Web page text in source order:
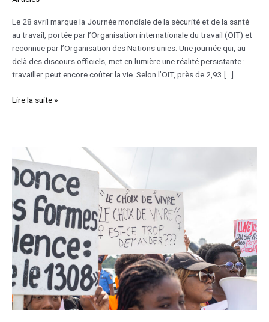
Le 28 avril marque la Journée mondiale de la sécurité et de la santé
au travail, portée par l’Organisation internationale du travail (OIT) et
reconnue par l’Organisation des Nations unies. Une journée qui, au-
delà des discours officiels, met en lumière une réalité persistante :
travailler peut encore coûter la vie. Selon l’OIT, près de 2,93 […]
Lire la suite »
Féminicides
en
Côte
d’Ivoire
:
Jusqu’à
quand
le
silence
tuera-
t-
il
?